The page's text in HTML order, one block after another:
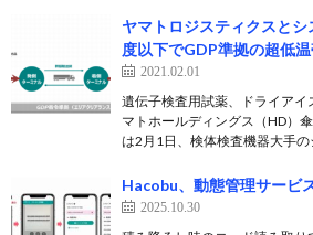
ヤマトロジスティクスと
度以下でGDP準拠の超低
2021.02.01
遺伝子検査用試薬、ドライアイ
マトホールディングス（HD）
は2月1日、検体検査機器大手
Hacobu、動態管理サービ
2025.10.30